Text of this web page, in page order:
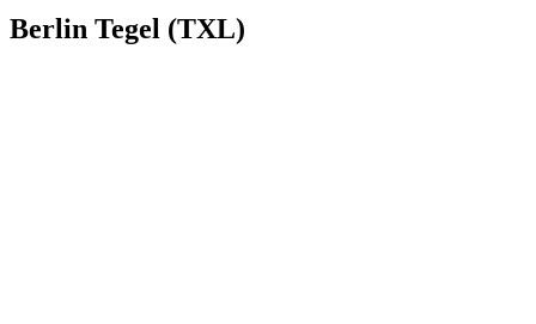
Berlin Tegel (TXL)